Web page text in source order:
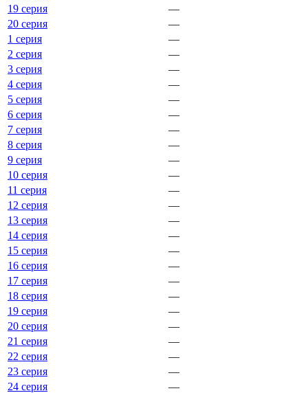
19 серия
—
20 серия
—
1 серия
—
2 серия
—
3 серия
—
4 серия
—
5 серия
—
6 серия
—
7 серия
—
8 серия
—
9 серия
—
10 серия
—
11 серия
—
12 серия
—
13 серия
—
14 серия
—
15 серия
—
16 серия
—
17 серия
—
18 серия
—
19 серия
—
20 серия
—
21 серия
—
22 серия
—
23 серия
—
24 серия
—